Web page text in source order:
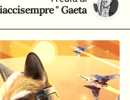
" Gaeta